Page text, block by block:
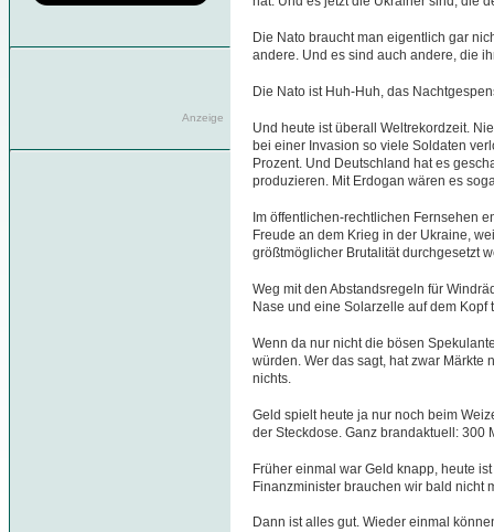
Anzeige
Die Nato braucht man eigentlich gar
andere. Und es sind auch andere, die
Die Nato ist Huh-Huh, das
Und heute ist überall Weltrekordzeit.
bei einer Invasion so viele Soldaten
Prozent. Und Deutschland hat es
produzieren. Mit Erdogan wären es
Im öffentlichen-rechtlichen Fernsehen
Freude an dem Krieg in der Ukraine,
größtmöglicher Brutalität durchgesetzt
Weg mit den Abstandsregeln für
Nase und eine Solarzelle auf dem Kopf
Wenn da nur nicht die bösen
würden. Wer das sagt, hat zwar Märkte
nichts.
Geld spielt heute ja nur noch beim
der Steckdose. Ganz brandaktuell: 300
Früher einmal war Geld knapp, heute
Finanzminister brauchen wir bald nicht
Dann ist alles gut. Wieder einmal